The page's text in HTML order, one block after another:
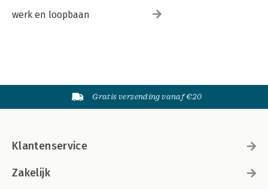
werk en loopbaan
Gratis verzending vanaf €20
Klantenservice
Zakelijk